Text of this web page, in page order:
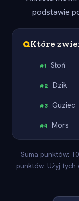
podstawie
QKtóre
#1 Słoń
#2 Dzik
#3 Guziec
#4 Mors
Suma punktów:
punktów. Użyj tych